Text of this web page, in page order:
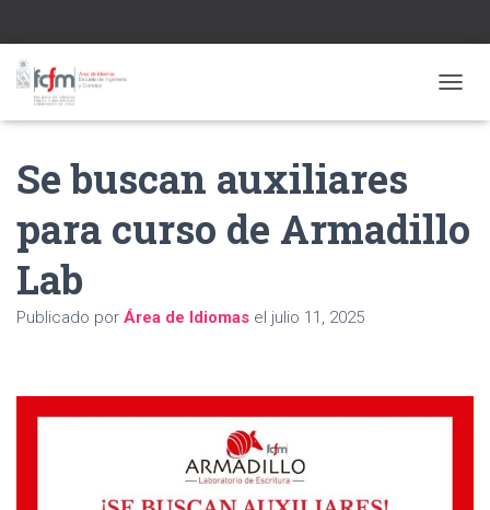
Se buscan auxiliares
para curso de Armadillo
Lab
Publicado por Área de Idiomas el julio 11, 2025